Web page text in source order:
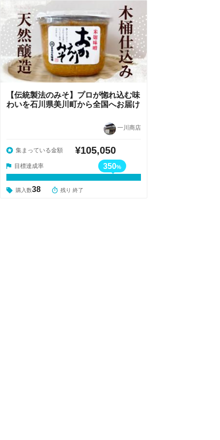
【伝統製法のみそ】プロが惚れ込む味
わいを石川県美川町から全国へお届け
一川商店
集まっている金額 ¥105,050
目標達成率 350%
購入数38 残り 終了